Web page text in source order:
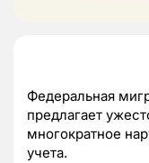
Федеральная
предлагает
многократное
учета.